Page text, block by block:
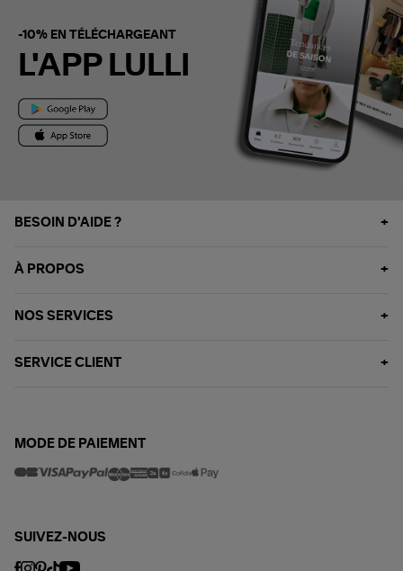
-10% EN TÉLÉCHARGEANT
L'APP LULLI
BESOIN D'AIDE ?
À PROPOS
NOS SERVICES
SERVICE CLIENT
MODE DE PAIEMENT
SUIVEZ-NOUS